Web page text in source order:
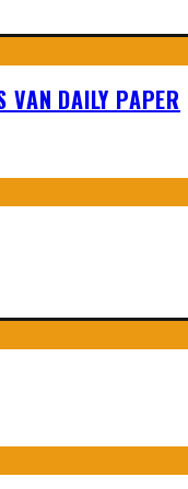
VAN DAILY PAPER